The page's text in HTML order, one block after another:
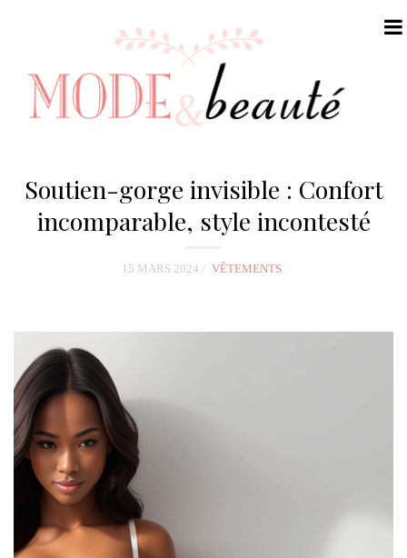
i
n
Soutien-gorge invisible : Confort
incomparable, style incontesté
15 MARS 2024 VÊTEMENTS